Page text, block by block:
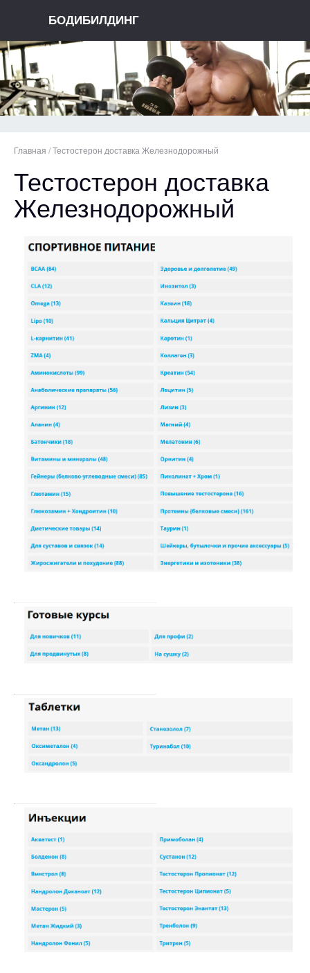
БОДИБИЛДИНГ
Главная / Тестостерон доставка Железнодорожный
Тестостерон доставка
Железнодорожный